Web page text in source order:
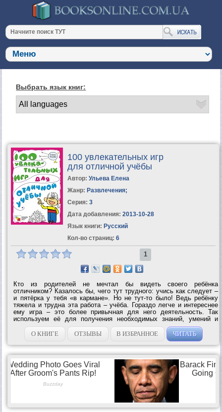
Выбрать язык книг:
100 увлекательных игр
для отличной учёбы
Автор: Ульева Елена
Жанр: Развлечения;
Серия: 3
Дата добавления: 2013-10-28
Язык книги: Русский
Кол-во страниц: 6
1
Кто из родителей не мечтал бы видеть своего ребёнка
отличником? Казалось бы, чего тут трудного: учись как следует –
и пятёрка у тебя «в кармане». Но не тут-то было! Ведь ребёнку
тяжела и трудна эта работа – учёба. Гораздо легче и интереснее
ему игра – это более привычная для него деятельность. Так
используем её для получения необходимых знаний, умений и
навыков – и пятёрки не заставят себя...
О КНИГЕ
ОТЗЫВЫ В ИЗБРАННОЕ ЧИТАТЬ